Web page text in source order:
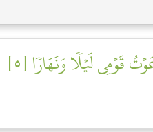
قَوۡمِي لَيۡلٗا وَنَهَارٗا [٥]